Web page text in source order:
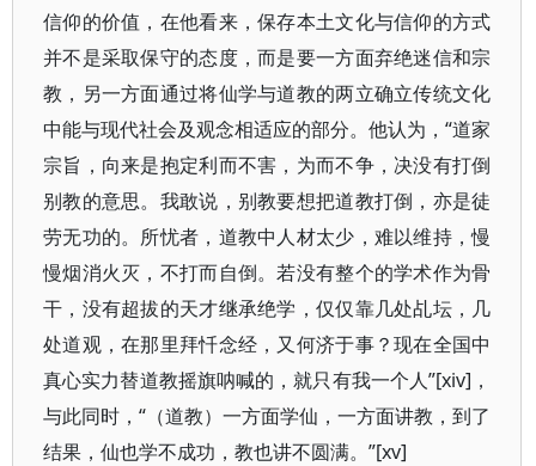
信仰的价值，在他看来，保存本土文化与信仰的方式
并不是采取保守的态度，而是要一方面弃绝迷信和宗
教，另一方面通过将仙学与道教的两立确立传统文化
中能与现代社会及观念相适应的部分。他认为，“道家
宗旨，向来是抱定利而不害，为而不争，决没有打倒
别教的意思。我敢说，别教要想把道教打倒，亦是徒
劳无功的。所忧者，道教中人材太少，难以维持，慢
慢烟消火灭，不打而自倒。若没有整个的学术作为骨
干，没有超拔的天才继承绝学，仅仅靠几处乩坛，几
处道观，在那里拜忏念经，又何济于事？现在全国中
真心实力替道教摇旗呐喊的，就只有我一个人”[xiv]，
与此同时，“（道教）一方面学仙，一方面讲教，到了
结果，仙也学不成功，教也讲不圆满。”[xv]